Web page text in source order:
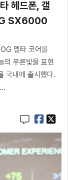
헤드폰, 갤
SX6000
델타 코어를
의 푸른빛을 표현
국내에 출시했다.